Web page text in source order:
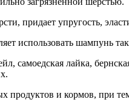
придает упругость,
использовать шампунь
самоедская лайка,
продуктов и кормов, при